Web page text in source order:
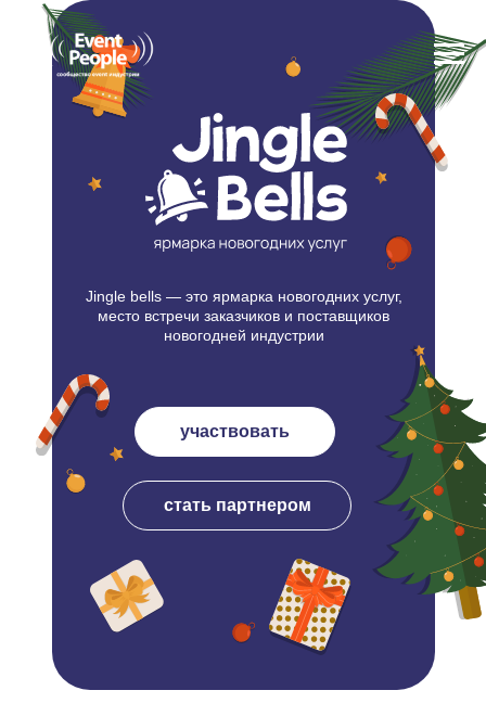
Jingle bells — это ярмарка новогодних услуг,
место встречи заказчиков и поставщиков
новогодней индустрии
стать партнером
участвовать